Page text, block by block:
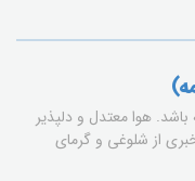
باشد. هوا معتدل و دلپذیر
از شلوغی و گرمای